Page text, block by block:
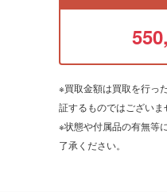
※買取金額は買取を行っ
証するものではございま
※状態や付属品の有無等
了承ください。